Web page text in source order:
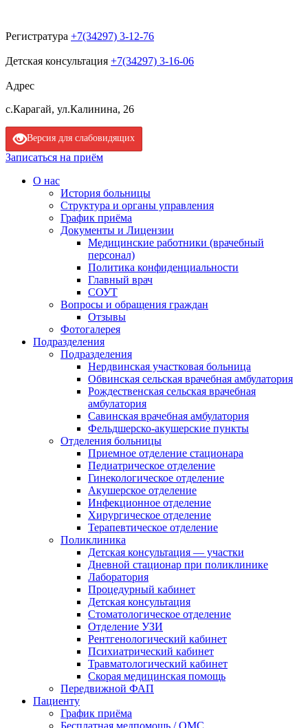
Регистратура +7(34297) 3-12-76
Детская консультация +7(34297) 3-16-06
Адрес
с.Карагай, ул.Калинина, 26
Версия для слабовидящих
Записаться на приём
О нас
История больницы
Структура и органы управления
График приёма
Документы и Лицензии
Медицинские работники (врачебный
персонал)
Политика конфиденциальности
Главный врач
СОУТ
Вопросы и обращения граждан
Отзывы
Фотогалерея
Подразделения
Подразделения
Нердвинская участковая больница
Обвинская сельская врачебная амбулатория
Рождественская сельская врачебная
амбулатория
Савинская врачебная амбулатория
Фельдшерско-акушерские пункты
Отделения больницы
Приемное отделение стационара
Педиатрическое отделение
Гинекологическое отделение
Акушерское отделение
Инфекционное отделение
Хирургическое отделение
Терапевтическое отделение
Поликлиника
Детская консультация — участки
Дневной стационар при поликлинике
Лаборатория
Процедурный кабинет
Детская консультация
Стоматологическое отделение
Отделение УЗИ
Рентгенологический кабинет
Психиатрический кабинет
Травматологический кабинет
Скорая медицинская помощь
Передвижной ФАП
Пациенту
График приёма
Бесплатная медпомощь / ОМС